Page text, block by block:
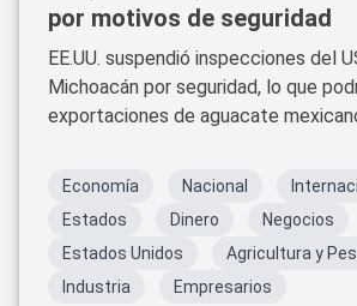
por motivos de seguridad
EE.UU. suspendió inspecciones del
Michoacán por seguridad, lo que
exportaciones de aguacate
Economía Nacional
Estados
Dinero
Negocios
Estados Unidos
Agricultura y
Industria
Empresarios